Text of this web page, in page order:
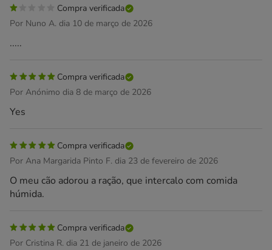
Compra verificada
Por Nuno A. dia 10 de março de 2026
.....
Compra verificada
Por Anónimo dia 8 de março de 2026
Yes
Compra verificada
Por Ana Margarida Pinto F. dia 23 de fevereiro de 2026
O meu cão adorou a ração, que intercalo com comida
húmida.
Compra verificada
Por Cristina R. dia 21 de janeiro de 2026